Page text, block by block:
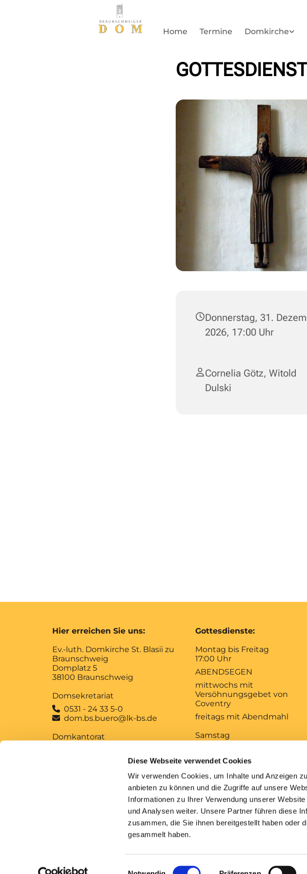
Diese Webseite verwendet Cookies
Wir verwenden Cookies, um Inhalte und Anzeigen
anbieten zu können und die Zugriffe auf unsere
Informationen zu Ihrer Verwendung unserer
und Analysen weiter. Unsere Partner führen diese
zusammen, die Sie ihnen bereitgestellt haben oder
gesammelt haben.
Einwilligungsauswahl
Home Termine Domkirche
Donnerstag, 31.
2026, 17:00 Uhr
Cornelia Götz, Witold
Dulski
Hier erreichen Sie uns:
Ev.-luth. Domkirche St. Blasii zu
Braunschweig
Domplatz 5
38100 Braunschweig
Domsekretariat
 0531 - 24 33 5-0
 dom.bs.buero@lk-bs.de
Domkantorat
domkantorat@lk-bs.de
Anfrage und
Anforderung kirchlicher
Bescheinigungen
Gottesdienste:
Montag bis Freitag
17:00 Uhr
ABENDSEGEN
mittwochs mit
Versöhnungsgebet von
Coventry
freitags mit Abendmahl
Samstag
MUSIKALISCHES
MITTAGSGEBET
Sonntag
10:00 Uhr
GOTTESDIENST